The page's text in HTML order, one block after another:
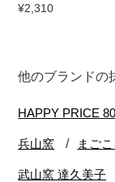
¥2,310
他のブランドの